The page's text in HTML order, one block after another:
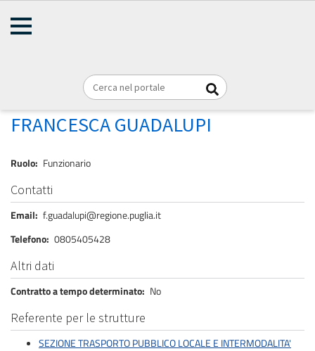
Briciole
Home
GUADALUPI FRANCESCA
FRANCESCA GUADALUPI
Ruolo Funzionario
Contatti
Email f.guadalupi@regione.puglia.it
Telefono 0805405428
Altri dati
Contratto a tempo determinato No
Referente per le strutture
SEZIONE TRASPORTO PUBBLICO LOCALE E INTERMODALITA'